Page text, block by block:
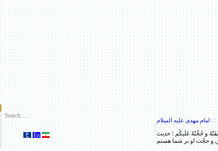
امام مهدى عليه السلام : :
و حُجَّتُهُ عَلَيكُم ؛ حديث